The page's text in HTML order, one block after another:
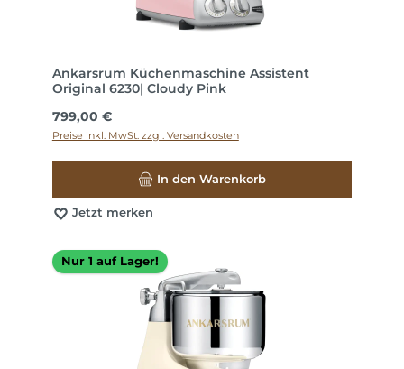
Ankarsrum Küchenmaschine Assistent
Original 6230| Cloudy Pink
Regulärer Preis:
799,00 €
Preise inkl. MwSt. zzgl. Versandkosten
In den Warenkorb
Jetzt merken
Nur 1 auf Lager!